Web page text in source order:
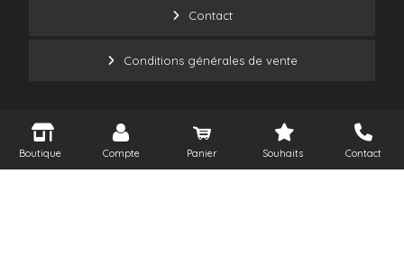
Contact
Conditions générales de vente
Boutique Compte Panier Souhaits Contact